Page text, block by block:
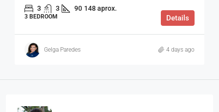
3 3 90 148 aprox.
3 BEDROOM Details
Gelga Paredes 4 days ago